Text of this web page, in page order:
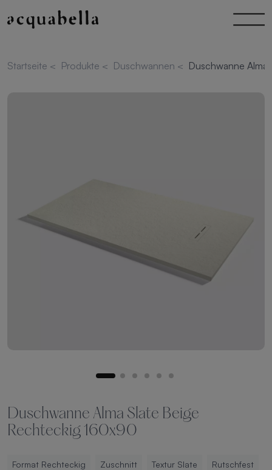
Startseite < Produkte < Duschwannen < Duschwanne
Duschwanne Alma Slate Beige
Rechteckig 160x90
Format Rechteckig Zuschnitt Textur Slate Rutschfest